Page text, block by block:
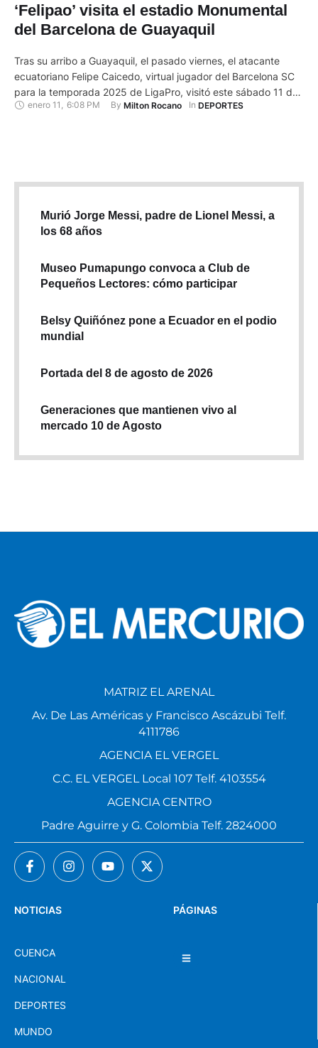
‘Felipao’ visita el estadio Monumental
del Barcelona de Guayaquil
Tras su arribo a Guayaquil, el pasado viernes, el atacante
ecuatoriano Felipe Caicedo, virtual jugador del Barcelona SC
para la temporada 2025 de LigaPro, visitó este sábado 11 de
enero el estadio Monumental y desde una de las suites, hizo
enero 11 , 6:08 PM By Milton Rocano In DEPORTES
Murió Jorge Messi, padre de Lionel Messi, a
los 68 años
Museo Pumapungo convoca a Club de
Pequeños Lectores: cómo participar
Belsy Quiñónez pone a Ecuador en el podio
mundial
Portada del 8 de agosto de 2026
Generaciones que mantienen vivo al
mercado 10 de Agosto
PÁGINAS
NOTICIAS
CUENCA
NACIONAL
DEPORTES
MUNDO
MATRIZ EL ARENAL
Av. De Las Américas y Francisco Ascázubi Telf.
4111786
AGENCIA EL VERGEL
C.C. EL VERGEL Local 107 Telf. 4103554
AGENCIA CENTRO
Padre Aguirre y G. Colombia Telf. 2824000